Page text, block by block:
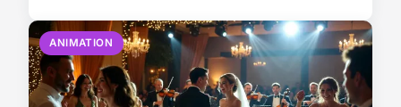
ANIMATION